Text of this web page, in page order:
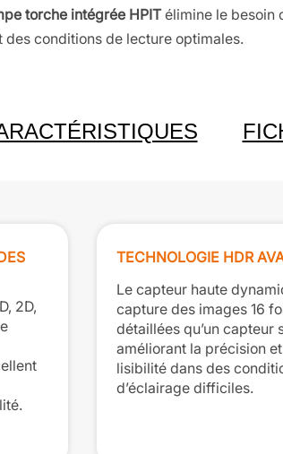
torche intégrée HPITélimine le besoin
des conditions de lecture optimales.
2D,
TECHNOLOGIE HDR
Le capteur haute
capture des images 16
détaillées qu’un capteur
améliorant la précision
lisibilité dans des
d’éclairage difficiles.